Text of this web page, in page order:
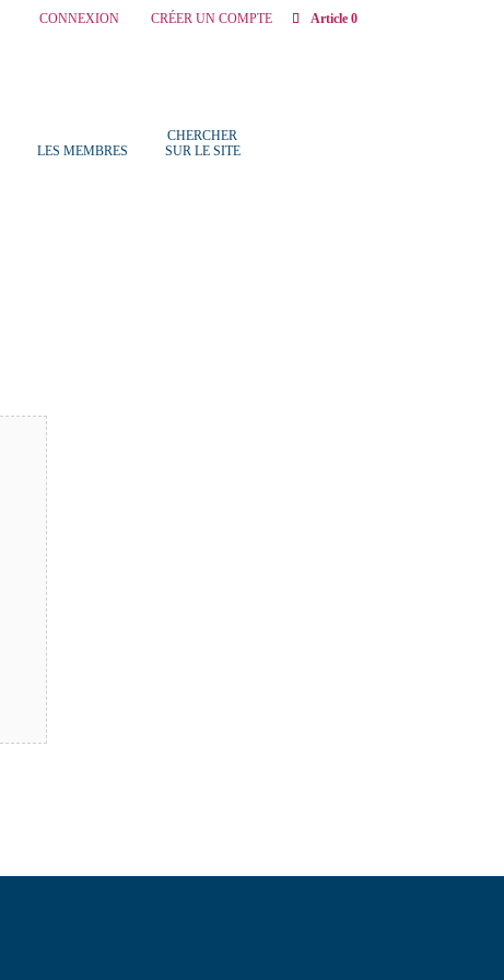
CONNEXION CRÉER UN COMPTE Article 0
LES MEMBRES
CHERCHER
SUR LE SITE